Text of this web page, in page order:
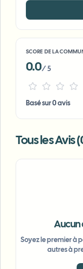
SCORE DE LA
0.0/ 5
Basé sur 0 avis
Tous les Avis
Aucun
Soyez le premier à
autres à